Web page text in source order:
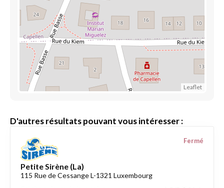
Leaflet
D'autres résultats pouvant vous intéresser :
Petite Sirène (La)
115 Rue de Cessange L-1321 Luxembourg
Fermé